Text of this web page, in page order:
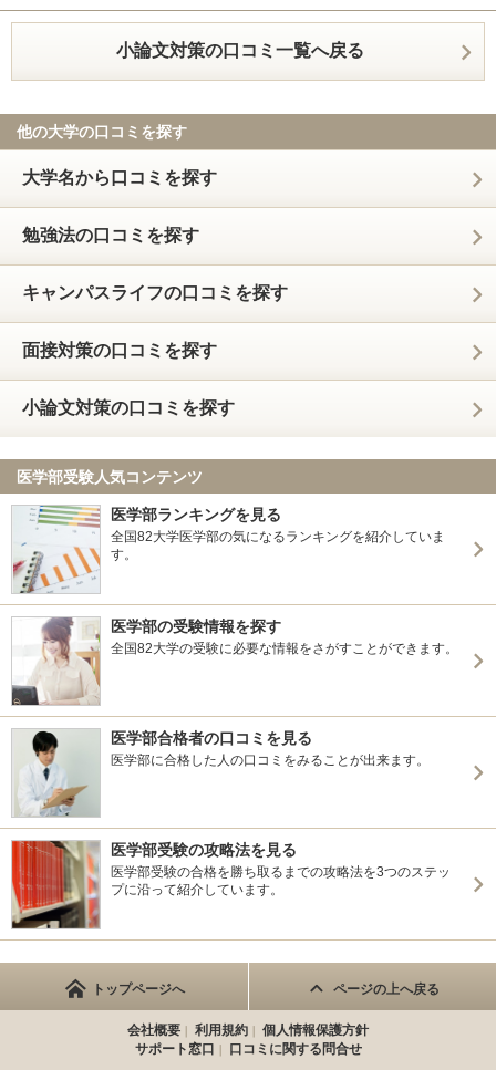
小論文対策の口コミ一覧へ戻る
他の大学の口コミを探す
大学名から口コミを探す
勉強法の口コミを探す
キャンパスライフの口コミを探す
面接対策の口コミを探す
小論文対策の口コミを探す
医学部受験人気コンテンツ
医学部ランキングを見る
全国82大学医学部の気になるランキングを紹介していま
す。
医学部の受験情報を探す
全国82大学の受験に必要な情報をさがすことができます。
医学部合格者の口コミを見る
医学部に合格した人の口コミをみることが出来ます。
医学部受験の攻略法を見る
医学部受験の合格を勝ち取るまでの攻略法を3つのステッ
プに沿って紹介しています。
トップページへ ページの上へ戻る
会社概要 利用規約
個人情報保護方針
サポート窓口
口コミに関する問合せ